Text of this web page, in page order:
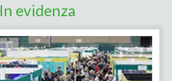
In evidenza